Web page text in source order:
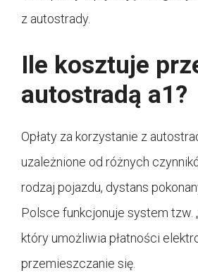
z autostrady.
Ile kosztuje
autostradą a1?
Opłaty za korzystanie z
uzależnione od różnych
rodzaj pojazdu, dystans
Polsce funkcjonuje system tzw.
który umożliwia płatności
przemieszczanie się.